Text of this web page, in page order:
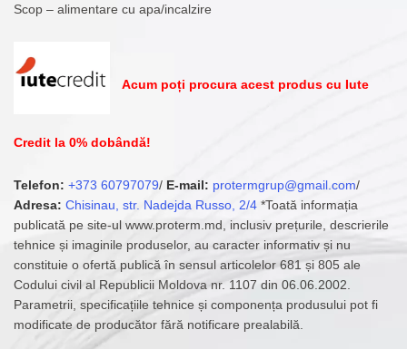
Scop – alimentare cu apa/incalzire
Acum poți procura acest produs cu Iute
Credit la 0% dobândă!
Telefon: +373 60797079/ E-mail: protermgrup@gmail.com/
Adresa: Chisinau, str. Nadejda Russo, 2/4 *Toată informația
publicată pe site-ul www.proterm.md, inclusiv prețurile, descrierile
tehnice și imaginile produselor, au caracter informativ și nu
constituie o ofertă publică în sensul articolelor 681 și 805 ale
Codului civil al Republicii Moldova nr. 1107 din 06.06.2002.
Parametrii, specificațiile tehnice și componența produsului pot fi
modificate de producător fără notificare prealabilă.